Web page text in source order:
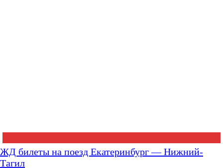
ЖД билеты на поезд Екатеринбург — Нижний-
Тагил